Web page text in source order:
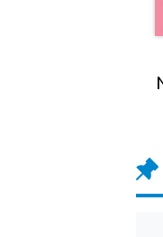
No.448 August